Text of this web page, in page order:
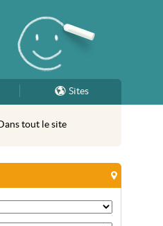
Sites
tout le site